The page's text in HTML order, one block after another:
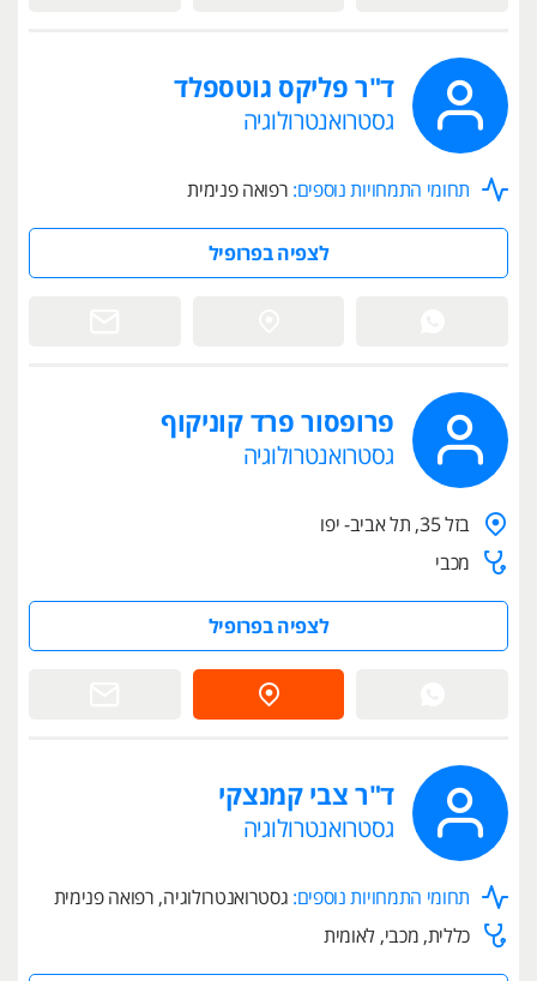
ד"ר פליקס גוטספלד
גסטרואנטרולוגיה
תחומי התמחויות נוספים: רפואה פנימית
לצפיה בפרופיל
פרופסור פרד קוניקוף
גסטרואנטרולוגיה
בזל 35, תל אביב- יפו
מכבי
לצפיה בפרופיל
ד"ר צבי קמנצקי
גסטרואנטרולוגיה
תחומי התמחויות נוספים: גסטרואנטרולוגיה, רפואה פנימית
כללית, מכבי, לאומית